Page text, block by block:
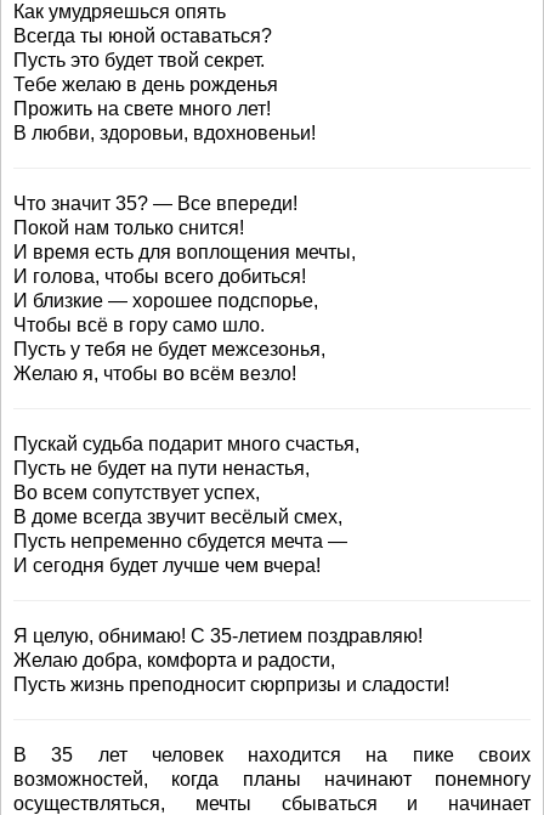
Как умудряешься опять
Всегда ты юной оставаться?
Пусть это будет твой секрет.
Тебе желаю в день рожденья
Прожить на свете много лет!
В любви, здоровьи, вдохновеньи!
Что значит 35? — Все впереди!
Покой нам только снится!
И время есть для воплощения мечты,
И голова, чтобы всего добиться!
И близкие — хорошее подспорье,
Чтобы всё в гору само шло.
Пусть у тебя не будет межсезонья,
Желаю я, чтобы во всём везло!
Пускай судьба подарит много счастья,
Пусть не будет на пути ненастья,
Во всем сопутствует успех,
В доме всегда звучит весёлый смех,
Пусть непременно сбудется мечта —
И сегодня будет лучше чем вчера!
Я целую, обнимаю! С 35-летием поздравляю!
Желаю добра, комфорта и радости,
Пусть жизнь преподносит сюрпризы и сладости!
В 35 лет человек находится на пике своих
возможностей, когда планы начинают понемногу
осуществляться, мечты сбываться и начинает